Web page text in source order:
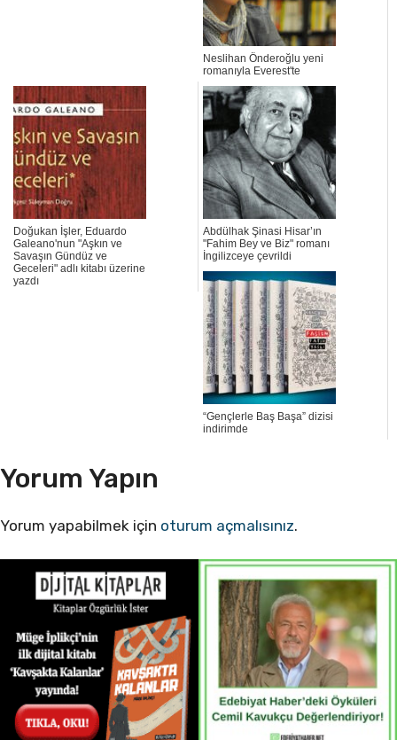
Neslihan Önderoğlu yeni
romanıyla Everest'te
Doğukan İşler, Eduardo
Galeano'nun "Aşkın ve
Savaşın Gündüz ve
Geceleri" adlı kitabı üzerine
yazdı
Abdülhak Şinasi Hisar’ın
"Fahim Bey ve Biz" romanı
İngilizceye çevrildi
“Gençlerle Baş Başa” dizisi
indirimde
Yorum Yapın
Yorum yapabilmek için oturum açmalısınız.